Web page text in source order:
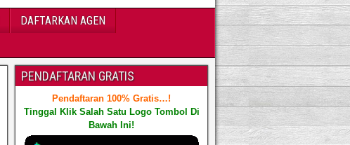
DAFTARKAN AGEN
PENDAFTARAN GRATIS
Pendaftaran 100% Gratis…!
Tinggal Klik Salah Satu Logo Tombol Di
Bawah Ini!